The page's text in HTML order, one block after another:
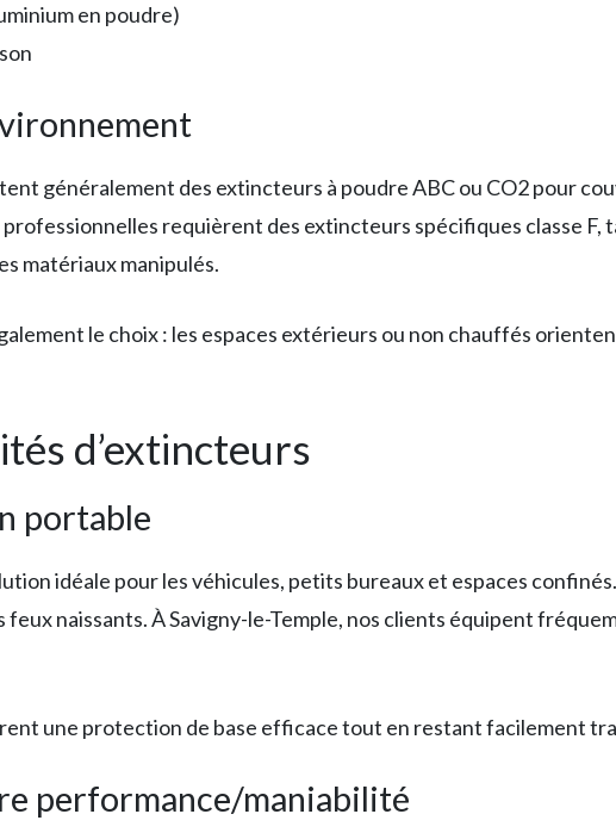
en poudre)
généralement des extincteurs à poudre ABC ou CO2 pour
requièrent des extincteurs spécifiques classe F,
matériaux manipulés.
le choix : les espaces extérieurs ou non chauffés
d’extincteurs
portable
idéale pour les véhicules, petits bureaux et espaces
naissants. À Savigny-le-Temple, nos clients équipent
une protection de base efficace tout en restant facilement
performance/maniabilité